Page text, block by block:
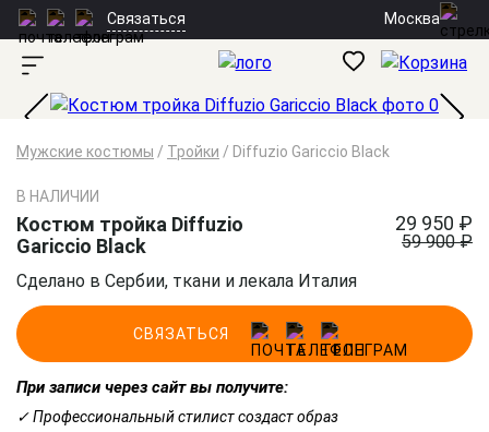
Связаться Москва
Мужские костюмы / Тройки / Diffuzio Gariccio Black
В НАЛИЧИИ
Костюм тройка Diffuzio
Gariccio Black
29 950 ₽
59 900 ₽
Сделано в Сербии, ткани и лекала Италия
СВЯЗАТЬСЯ
При записи через сайт вы получите:
✓ Профессиональный стилист создаст образ